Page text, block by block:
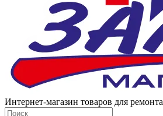
Интернет-магазин товаров для ремонта